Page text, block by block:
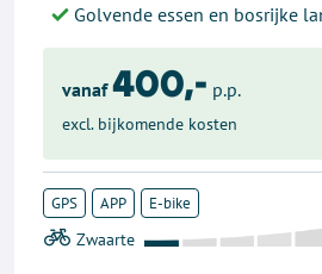
Golvende essen en bosrijke
vanaf 400,- p.p.
excl. bijkomende kosten
GPS APP E-bike